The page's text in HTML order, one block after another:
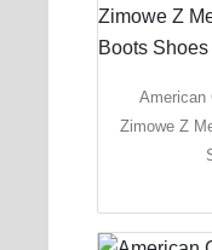
American
Zimowe Z